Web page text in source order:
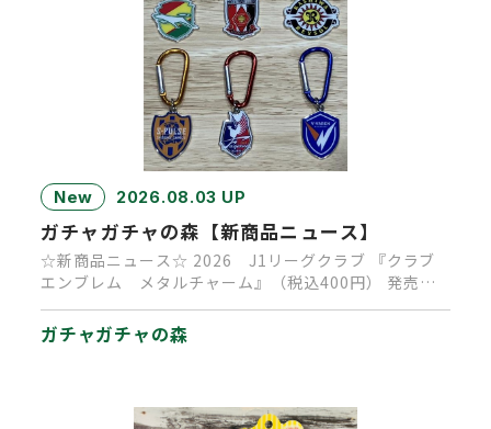
New 2026.08.03 UP
ガチャガチャの森【新商品ニュース】
☆新商品ニュース☆ 2026 J1リーグクラブ 『クラブ
エンブレム メタルチャーム』（税込400円） 発売決
ガチャガチャの森